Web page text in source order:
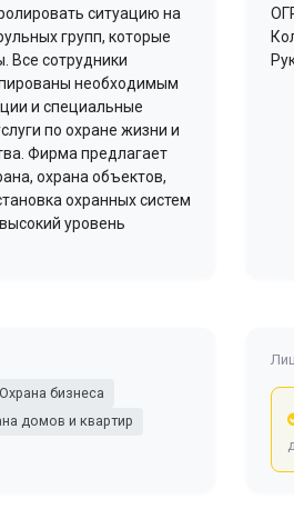
ситуацию на
групп, которые
Все сотрудники
необходимым
и специальные
по охране жизни и
Фирма предлагает
охрана объектов,
охранных систем
уровень
Охрана бизнеса
домов и квартир